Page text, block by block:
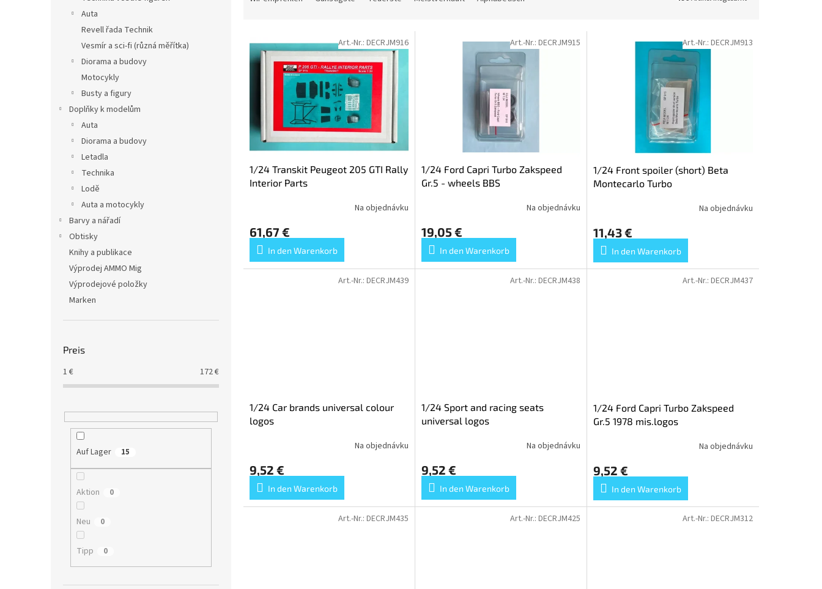
Auta
Revell řada Technik
Vesmír a sci-fi (různá měřítka)
Diorama a budovy
Motocykly
Busty a figury
Doplňky k modelům
Auta
Diorama a budovy
Letadla
Technika
Lodě
Auta a motocykly
Barvy a nářadí
Obtisky
Knihy a publikace
Výprodej AMMO Mig
Výprodejové položky
Marken
Preis
1 € 172€
Auf Lager 15
Aktion 0
Neu 0
Tipp 0
1/24 Transkit Peugeot 205 GTI Rally
Interior Parts
Na objednávku
61,67 €
In den Warenkorb
Art.-Nr.: DECRJM916
1/24 Ford Capri Turbo Zakspeed
Gr.5 - wheels BBS
Na objednávku
19,05 €
In den Warenkorb
Art.-Nr.: DECRJM915
1/24 Front spoiler (short) Beta
Montecarlo Turbo
Na objednávku
11,43 €
In den Warenkorb
Art.-Nr.: DECRJM913
1/24 Car brands universal colour
logos
Na objednávku
9,52 €
In den Warenkorb
Art.-Nr.: DECRJM439
1/24 Sport and racing seats
universal logos
Na objednávku
9,52 €
In den Warenkorb
Art.-Nr.: DECRJM438
1/24 Ford Capri Turbo Zakspeed
Gr.5 1978 mis.logos
Na objednávku
9,52 €
In den Warenkorb
Art.-Nr.: DECRJM437
Art.-Nr.: DECRJM435 Art.-Nr.: DECRJM425 Art.-Nr.: DECRJM312